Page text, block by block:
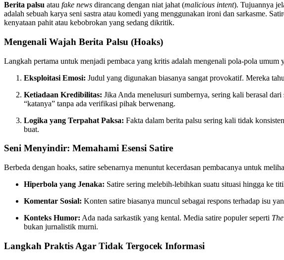
Berita palsu atau fake news dirancang dengan niat jahat (malicious intent). Tujuannya
adalah sebuah karya seni sastra atau komedi yang menggunakan ironi dan sarkasme.
kenyataan pahit atau kebobrokan yang sedang dikritik.
Mengenali Wajah Berita Palsu (Hoaks)
Langkah pertama untuk menjadi pembaca yang kritis adalah mengenali pola-pola
Eksploitasi Emosi: Judul yang digunakan biasanya sangat provokatif. Mereka
Ketiadaan Kredibilitas: Jika Anda menelusuri sumbernya, sering kali berasal
“katanya” tanpa ada verifikasi pihak berwenang.
Logika yang Terpahat Paksa: Fakta dalam berita palsu sering kali tidak
buat.
Seni Menyindir: Memahami Esensi Satire
Berbeda dengan hoaks, satire sebenarnya menuntut kecerdasan pembacanya untuk
Hiperbola yang Jenaka: Satire sering melebih-lebihkan suatu situasi hingga ke
Komentar Sosial: Konten satire biasanya muncul sebagai respons terhadap isu
Konteks Humor: Ada nada sarkastik yang kental. Media satire populer seperti
bukan jurnalistik murni.
Langkah Praktis Agar Tidak Tergocek Informasi